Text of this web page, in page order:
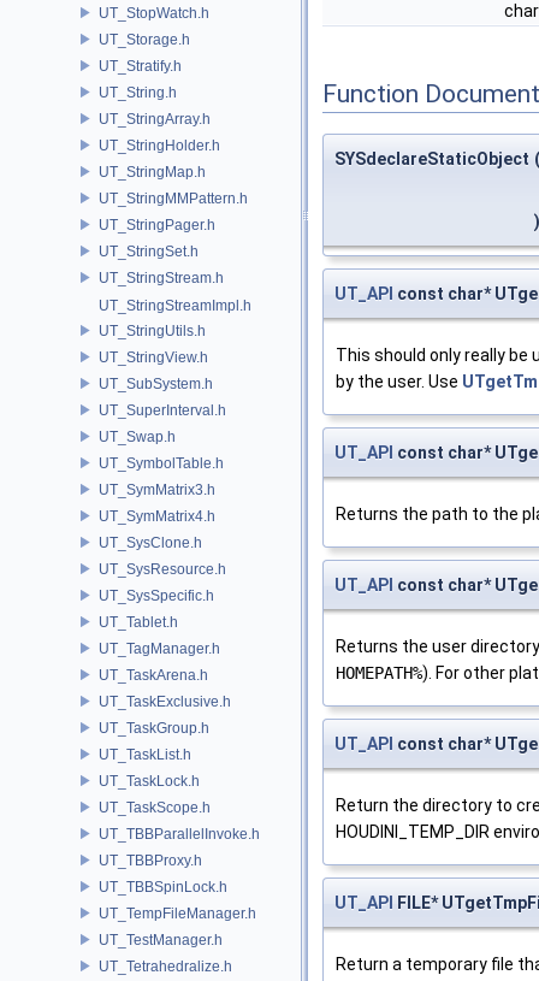
UT_StopWatch.h
UT_Storage.h
UT_Stratify.h
UT_String.h
UT_StringArray.h
UT_StringHolder.h
UT_StringMap.h
UT_StringMMPattern.h
UT_StringPager.h
UT_StringSet.h
UT_StringStream.h
UT_StringStreamImpl.h
UT_StringUtils.h
UT_StringView.h
UT_SubSystem.h
UT_SuperInterval.h
UT_Swap.h
UT_SymbolTable.h
UT_SymMatrix3.h
UT_SymMatrix4.h
UT_SysClone.h
UT_SysResource.h
UT_SysSpecific.h
UT_Tablet.h
UT_TagManager.h
UT_TaskArena.h
UT_TaskExclusive.h
UT_TaskGroup.h
UT_TaskList.h
UT_TaskLock.h
UT_TaskScope.h
UT_TBBParallelInvoke.h
UT_TBBProxy.h
UT_TBBSpinLock.h
UT_TempFileManager.h
UT_TestManager.h
UT_Tetrahedralize.h
Function
SYSdeclareStaticObject (
)
UT_API const char*
This should only really be
by the user. Use
UT_API const char*
Returns the path to the
UT_API const char*
Returns the user
HOMEPATH%). For other
UT_API const char*
Return the directory to
HOUDINI_TEMP_DIR
UT_API FILE*
Return a temporary file